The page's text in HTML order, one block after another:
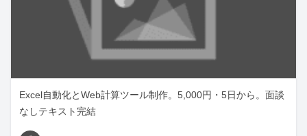
Excel自動化とWeb計算ツール制作。5,000円・5日から。面談
なしテキスト完結